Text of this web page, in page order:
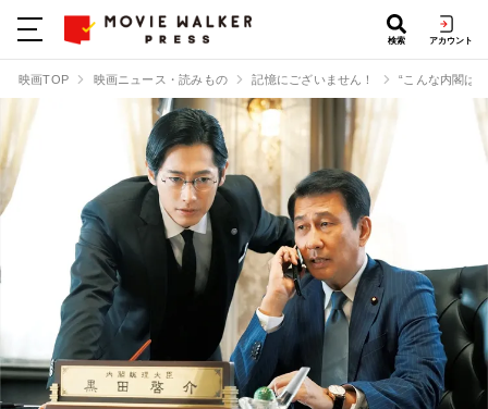
検索 アカウント
映画TOP 映画ニュース・読みもの 記憶にございません！ “こんな内閣は